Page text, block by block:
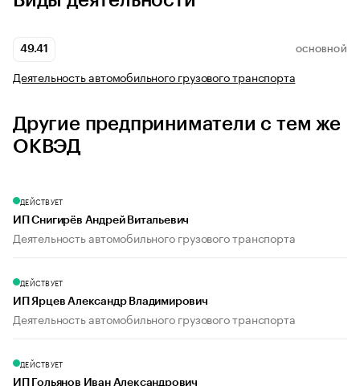
49.41 ОСНОВНОЙ
Деятельность автомобильного грузового транспорта
Другие предприниматели с тем же
ОКВЭД
ДЕЙСТВУЕТ
ИП Снигирёв Андрей Витальевич
Деятельность автомобильного грузового транспорта
ДЕЙСТВУЕТ
ИП Ярцев Александр Владимирович
Деятельность автомобильного грузового транспорта
ДЕЙСТВУЕТ
ИП Гольянов Иван Александрович